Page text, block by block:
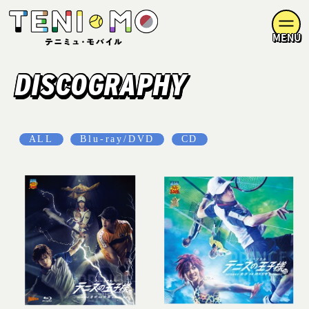
MENU
DISCOGRAPHY
ALL Blu-ray/DVD CD